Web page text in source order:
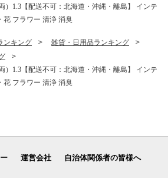
1.3【配送不可：北海道・沖縄・離島】 インテ
花 フラワー 清浄 消臭
ンキング
雑貨・日用品ランキング
1.3【配送不可：北海道・沖縄・離島】 インテ
花 フラワー 清浄 消臭
運営会社 自治体関係者の皆様へ